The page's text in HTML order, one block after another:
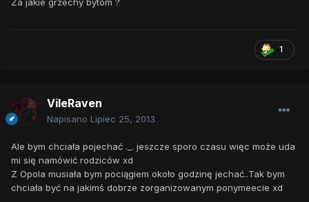
Za jakie grzechy bytom ?
1
VileRaven
Napisano Lipiec 25, 2013
Ale bym chciała pojechać ._. jeszcze sporo czasu więc może uda
mi się namówić rodziców xd
Z Opola musiała bym pociągiem około godzinę jechać..Tak bym
chciała być na jakimś dobrze zorganizowanym ponymeecie xd